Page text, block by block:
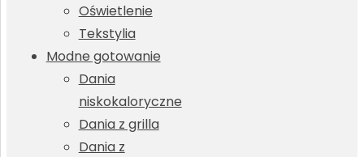
Oświetlenie
Tekstylia
Modne gotowanie
Dania
niskokaloryczne
Dania z grilla
Dania z